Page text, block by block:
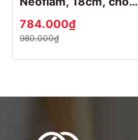
dính, đế từ
784.000₫
980.000₫